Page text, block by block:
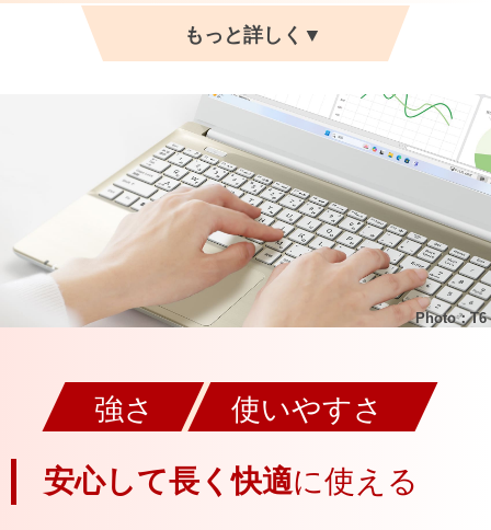
強さ使いやすさ
安心して長く快適に使える
Photo：T6